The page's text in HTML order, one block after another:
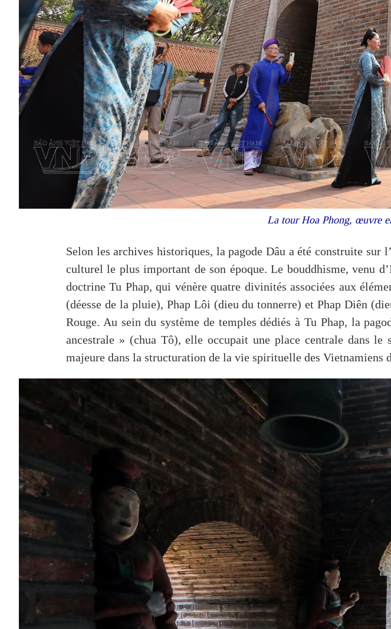
La tour Hoa Phong, œuvre
Selon les archives historiques, la pagode Dâu a été construite
culturel le plus important de son époque. Le bouddhisme, venu
doctrine Tu Phap, qui vénère quatre divinités associées aux
(déesse de la pluie), Phap Lôi (dieu du tonnerre) et Phap Diên
Rouge. Au sein du système de temples dédiés à Tu Phap, la
ancestrale » (chua Tô), elle occupait une place centrale dans
majeure dans la structuration de la vie spirituelle des Vietnamiens